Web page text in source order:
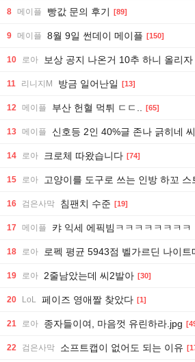
8 메이플 빵값 문의 후기 [89]
9 메이플 8월 9일 썬데이 메이플 [150]
10 로아 보상 공지 나온거 10추 하니 올리자
11 리니지M 방금 일어난일 [13]
12 메이플 부산 헌혈 먹튀 ㄷㄷ.. [65]
13 메이플 신호등 2인 40%글 존나 긁히네
14 로아 크로체 따왔습니다 [74]
15 로아 고양이를 도구로 쓰는 인방 하꼬 스트
16 검은사막 침팬치 수준 [19]
17 메이플 캬 익세 에픽빔ㅋㅋㅋㅋㅋㅋㅋㅋ
18 로아 로펙 평균 5943점 벨가르딘 나이트
19 로아 2줄남았는데 씨2발아 [30]
20 LoL 페이즈 영애짤 찾았다 [1]
21 로아 종자들이여, 마음껏 유린하라.jpg
22 검은사막 소프트캡이 없어도 되는 이유